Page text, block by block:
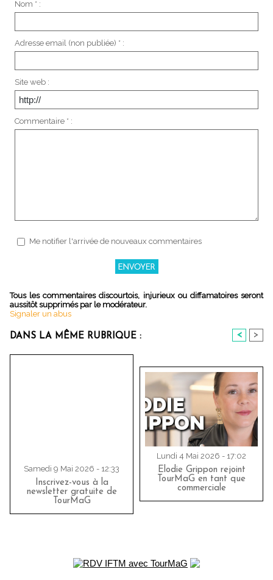
Nom * :
Adresse email (non publiée) * :
Site web :
Commentaire * :
Me notifier l'arrivée de nouveaux commentaires
Tous les commentaires discourtois, injurieux ou diffamatoires seront
aussitôt supprimés par le modérateur.
Signaler un abus
DANS LA MÊME RUBRIQUE : < >
Samedi 9 Mai 2026 - 12:33
Inscrivez-vous à la
newsletter gratuite de
TourMaG
Lundi 4 Mai 2026 - 17:02
Elodie Grippon rejoint
TourMaG en tant que
commerciale